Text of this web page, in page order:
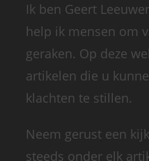
Ik ben Geert
help ik mensen om
geraken. Op deze
artikelen die u
klachten te stillen.
Neem gerust een
steeds onder elk